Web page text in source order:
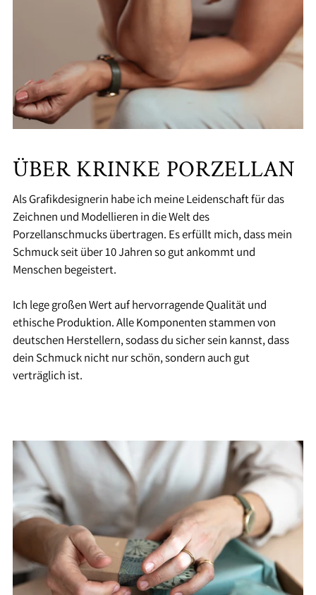
ÜBER KRINKE PORZELLAN
Als Grafikdesignerin habe ich meine Leidenschaft für das
Zeichnen und Modellieren in die Welt des
Porzellanschmucks übertragen. Es erfüllt mich, dass mein
Schmuck seit über 10 Jahren so gut ankommt und
Menschen begeistert.
Ich lege großen Wert auf hervorragende Qualität und
ethische Produktion. Alle Komponenten stammen von
deutschen Herstellern, sodass du sicher sein kannst, dass
dein Schmuck nicht nur schön, sondern auch gut
verträglich ist.